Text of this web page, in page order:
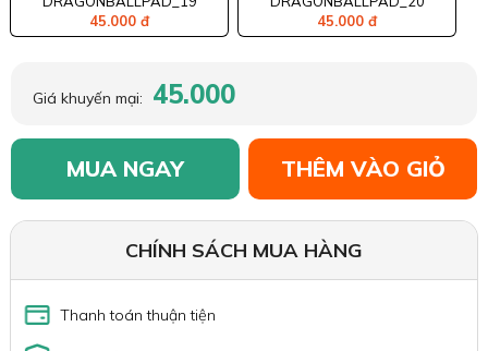
45.000 đ
45.000 đ
Giá khuyến mại: 45.000
MUA NGAY THÊM VÀO GIỎ
CHÍNH SÁCH MUA HÀNG
Thanh toán thuận tiện